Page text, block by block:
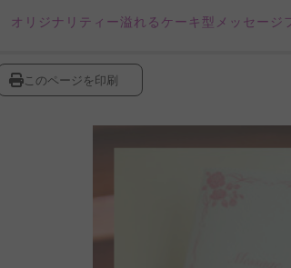
オリジナリティー溢れるケーキ型メッセージ
このページを印刷